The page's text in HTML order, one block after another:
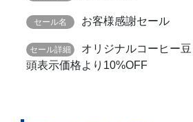
お客様感謝セール
オリジナルコーヒー
頭表示価格より10%OFF